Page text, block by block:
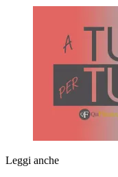
Leggi anche